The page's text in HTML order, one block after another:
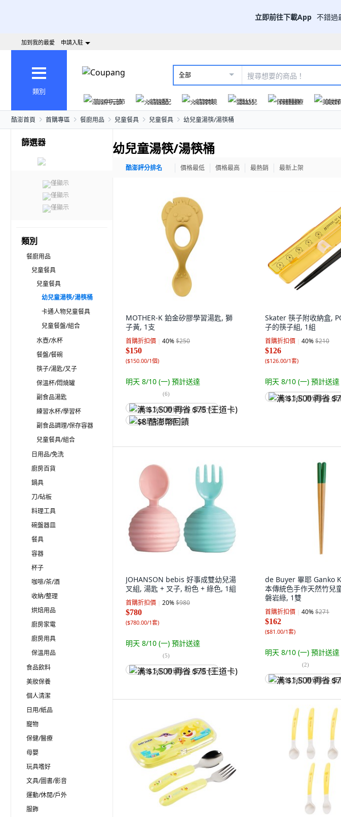
立即前往下載App 不錯過
加到我的最愛 申請入駐
類別
全部
澎派中元節
火箭速配 火箭跨境 嬰幼兒 保健醫療 美妝
酷澎首頁 首購專區 餐廚用品 兒童餐具 兒童餐具 幼兒童湯筷/湯筷桶
篩選器
僅顯示
僅顯示
僅顯示
類別
餐廚用品
兒童餐具
兒童餐具
幼兒童湯筷/湯筷桶
卡通人物兒童餐具
兒童餐盤/組合
水壺/水杯
餐盤/餐碗
筷子/湯匙/叉子
保溫杯/悶燒罐
副食品湯匙
練習水杯/學習杯
副食品調理/保存容器
兒童餐具/組合
日用品/免洗
廚房百貨
鍋具
刀/砧板
料理工具
碗盤器皿
餐具
容器
杯子
咖啡/茶/酒
收納/整理
烘焙用品
廚房家電
廚房用具
保溫用品
食品飲料
美妝保養
個人清潔
日用/紙品
寵物
保健/醫療
母嬰
玩具嗜好
文具/圖書/影音
運動/休閒/戶外
服飾
幼兒童湯筷/湯筷桶
酷澎評分排名 價格最低 價格最高 最熱銷 最新上架
MOTHER-K 鉑金矽膠學習湯匙, 獅
子黃, 1支
首購折扣價 40%$250
$150
($150.00/1個)
明天 8/10 (一) 預計送達
(6)
满 $1,500 再省 $75 (王道卡)
$8 酷澎幣回饋
Skater 筷子附收納盒,
子的筷子組, 1組
首購折扣價 40%$210
$126
($126.00/1套)
明天 8/10 (一) 預計送達
满 $1,500 再省 $75 (王
JOHANSON bebis 好事成雙幼兒湯
叉組, 湯匙 + 叉子, 粉色 + 綠色, 1組
首購折扣價 20%$980
$780
($780.00/1套)
明天 8/10 (一) 預計送達
(5)
满 $1,500 再省 $75 (王道卡)
de Buyer 畢耶 Ganko
本傳統色手作天然竹兒
磐岩綠, 1雙
首購折扣價 40%$271
$162
($81.00/1套)
明天 8/10 (一) 預計送達
(2)
满 $1,500 再省 $75 (王